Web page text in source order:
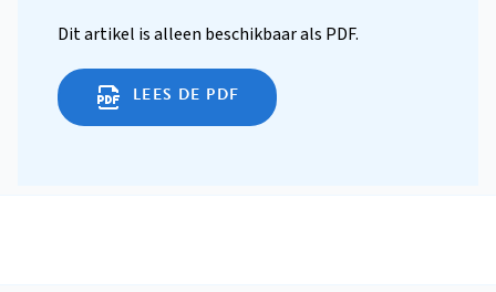
Dit artikel is alleen beschikbaar als PDF.
LEES DE PDF